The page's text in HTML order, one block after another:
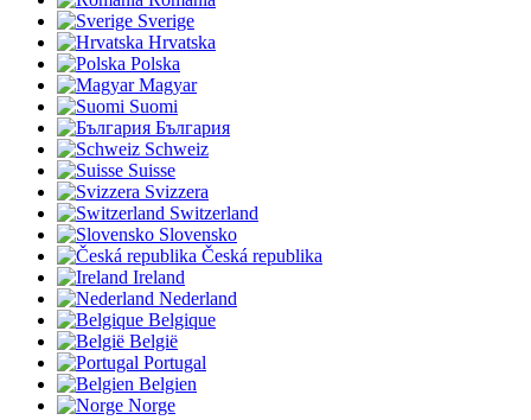
Sverige
Hrvatska
Polska
Magyar
Suomi
България
Schweiz
Suisse
Svizzera
Switzerland
Slovensko
Česká republika
Ireland
Nederland
Belgique
België
Portugal
Belgien
Norge